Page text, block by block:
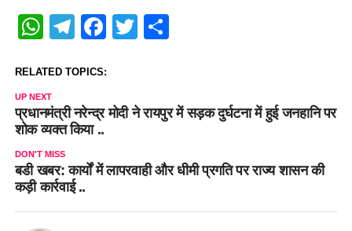
WhatsApp
Telegram
Facebook
Twitter
RELATED TOPICS:
UP NEXT
प्रधानमंत्री नरेन्द्र मोदी ने रायपुर में सड़क दुर्घटना में हुई जनहानि पर
शोक व्यक्त किया ..
DON'T MISS
बडी खबर: कार्यों में लापरवाही और धीमी प्रगति पर राज्य शासन की
कड़ी कार्रवाई ..